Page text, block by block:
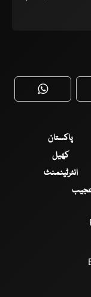
WhatsApp
پاکستان
کھیل
انٹرٹینمنٹ